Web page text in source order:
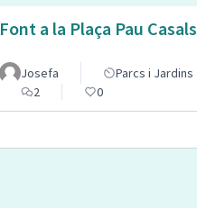
Font a la Plaça Pau Casals
Josefa Parcs i Jardins
2
0